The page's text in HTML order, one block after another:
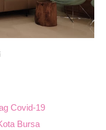
Covid-19
Bursa